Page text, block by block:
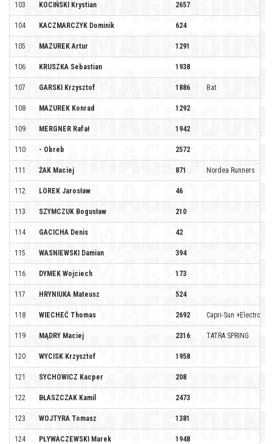
103 KOCIŃSKI Krystian 2657
104 KACZMARCZYK Dominik 624
105 MAZUREK Artur 1291
106 KRUSZKA Sebastian 1938
107 GARSKI Krzysztof 1886 Bat
108 MAZUREK Konrad 1292
109 MERGNER Rafał 1942
110 - Obreb 2572
111 ŻAK Maciej 871 Nordea Runners
112 LOREK Jarosław 46
113 SZYMCZUK Bogusław 210
114 GACICHA Denis 42
115 WASNIEWSKI Damian 394
116 DYMEK Wojciech 173
117 HRYNIUKA Mateusz 524
118 WIECHEĆ Thomas 2692 Capri-Sun
119 MĄDRY Maciej 2316 TATRA SPRING
120 WYCISK Krzysztof 1958
121 SYCHOWICZ Kacper 208
122 BŁASZCZAK Kamil 2473
123 WOJTYRA Tomasz 1381
124 PŁYWACZEWSKI Marek 1948